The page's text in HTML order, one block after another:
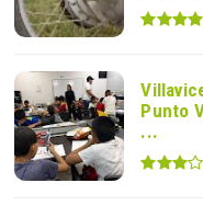
Punto
...